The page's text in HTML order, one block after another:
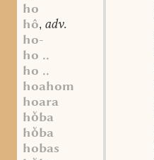
ho
hô, adv.
ho-
ho ..
ho ..
hoahom
hoara
hba
hba
hobas